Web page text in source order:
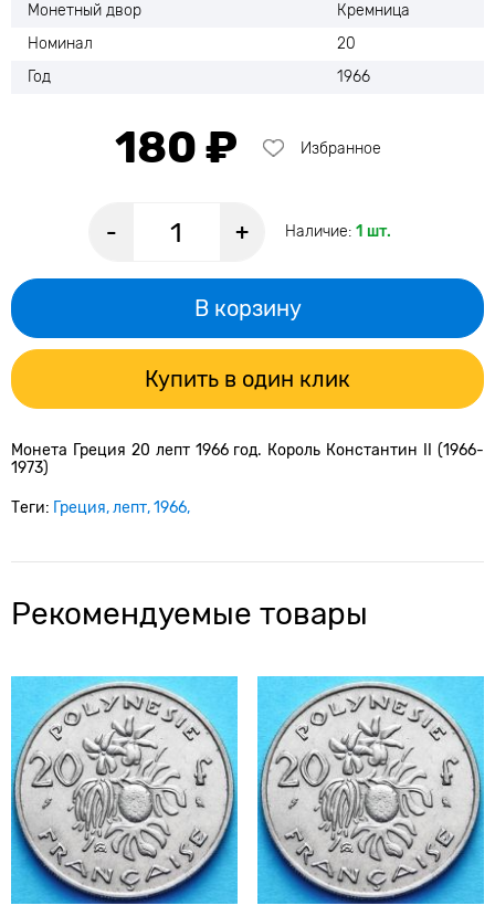
Монетный двор
Кремница
Номинал
20
Год
1966
180 ₽ Избранное
- + Наличие: 1 шт.
В корзину
Купить в один клик
Монета Греция 20 лепт 1966 год. Король Константин II (1966-
1973)
Теги: Греция лепт 1966
Рекомендуемые товары